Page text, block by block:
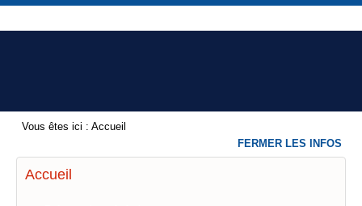
Vous êtes ici : Accueil
Accueil
FERMER LES INFOS